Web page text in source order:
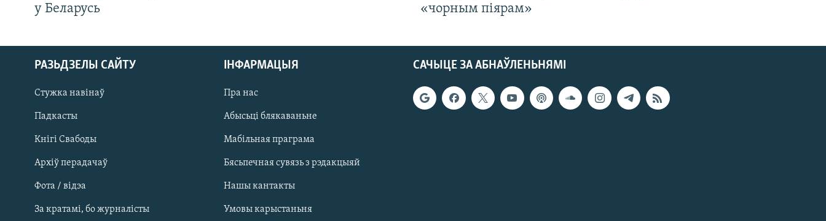
САЧЫЦЕ ЗА АБНАЎЛЕНЬНЯМІ
у Беларусь
«чорным піярам»
САЧЫЦЕ ЗА АБНАЎЛЕНЬНЯМІ
РАЗЬДЗЕЛЫ САЙТУ
Стужка навінаў
Падкасты
Кнігі Свабоды
Архіў перадачаў
Фота / відэа
За кратамі, бо журналісты
ІНФАРМАЦЫЯ
Пра нас
Абысьці блякаваньне
Мабільная праграма
Бясьпечная сувязь з рэдакцыяй
Нашы кантакты
Умовы карыстаньня